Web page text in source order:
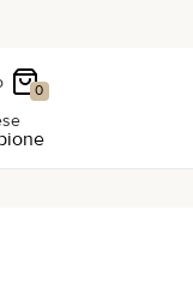
wishlist
0
Il mio carrello